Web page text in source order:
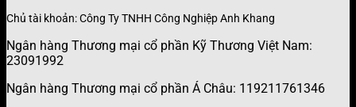
Chủ tài khoản: Công Ty TNHH Công Nghiệp Anh Khang
Ngân hàng Thương mại cổ phần Kỹ Thương Việt Nam:
23091992
Ngân hàng Thương mại cổ phần Á Châu: 119211761346